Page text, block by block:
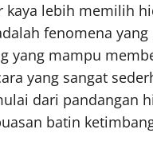
kaya lebih memilih
fenomena
yang mampu
yang sangat
dari pandangan
batin